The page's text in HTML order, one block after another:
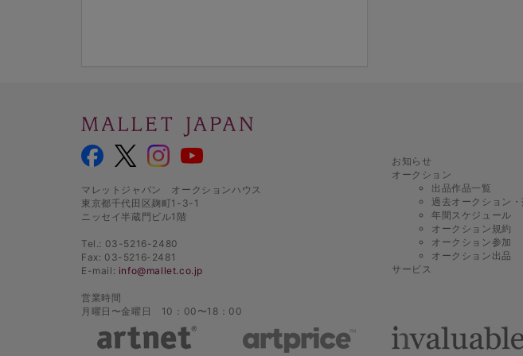
マレットジャパン オークションハウス
東京都千代田区麹町1-3-1
ニッセイ半蔵門ビル1階
Tel.: 03-5216-2480
Fax: 03-5216-2481
E-mail: info@mallet.co.jp
営業時間
月曜日〜金曜日 10：00〜18：00
お知らせ
オークション
出品作品一覧
過去オークション
年間スケジュール
オークション規約
オークション参加
オークション出品
サービス